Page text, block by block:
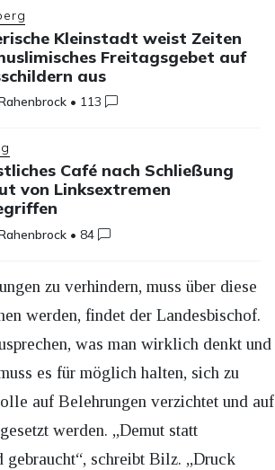
Kleinstadt weist Zeiten
Freitagsgebet auf
aus
• 113
Café nach Schließung
von Linksextremen
• 84
zu verhindern, muss über diese
werden, findet der Landesbischof.
was man wirklich denkt und
es für möglich halten, sich zu
auf Belehrungen verzichtet und auf
werden. „Demut statt
schreibt Bilz. „Druck